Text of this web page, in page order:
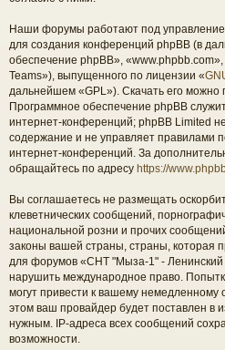
Наши форумы работают под
для создания конференций phpBB (в
обеспечение phpBB»,
Teams»), выпущенного по лицензии «
дальнейшем «GPL»). Скачать его можно
Программное обеспечение phpBB
интернет-конференций; phpBB Limited
содержание и не управляет правилами
интернет-конференций. За
обращайтесь по адресу https://
Вы соглашаетесь не размещать
клеветнических сообщений,
национальной розни и прочих
законы вашей страны, страны, которая
для форумов «СНТ "Мыза-1" - Ленинский
нарушить международное право.
могут привести к вашему
этом ваш провайдер будет поставлен в
нужным. IP-адреса всех сообщений
возможности.